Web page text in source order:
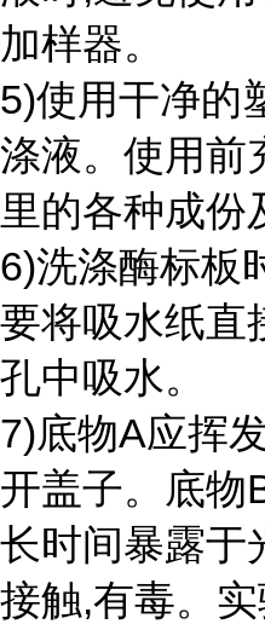
加样器。
5)使用干净的
涤液。使用前
里的各种成份
6)洗涤酶标板
要将吸水纸直
孔中吸水。
7)底物A应挥
开盖子。底物
长时间暴露于
接触,有毒。